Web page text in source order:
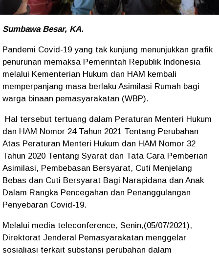
Sumbawa Besar, KA.
Pandemi Covid-19 yang tak kunjung menunjukkan grafik
penurunan memaksa Pemerintah Republik Indonesia
melalui Kementerian Hukum dan HAM kembali
memperpanjang masa berlaku Asimilasi Rumah bagi
warga binaan pemasyarakatan (WBP).
Hal tersebut tertuang dalam Peraturan Menteri Hukum
dan HAM Nomor 24 Tahun 2021 Tentang Perubahan
Atas Peraturan Menteri Hukum dan HAM Nomor 32
Tahun 2020 Tentang Syarat dan Tata Cara Pemberian
Asimilasi, Pembebasan Bersyarat, Cuti Menjelang
Bebas dan Cuti Bersyarat Bagi Narapidana dan Anak
Dalam Rangka Pencegahan dan Penanggulangan
Penyebaran Covid-19.
Melalui media teleconference, Senin,(05/07/2021),
Direktorat Jenderal Pemasyarakatan menggelar
sosialiasi terkait substansi perubahan dalam